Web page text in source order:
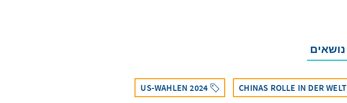
נושאים
CHINAS ROLLE IN DER WELT
US-WAHLEN 2024